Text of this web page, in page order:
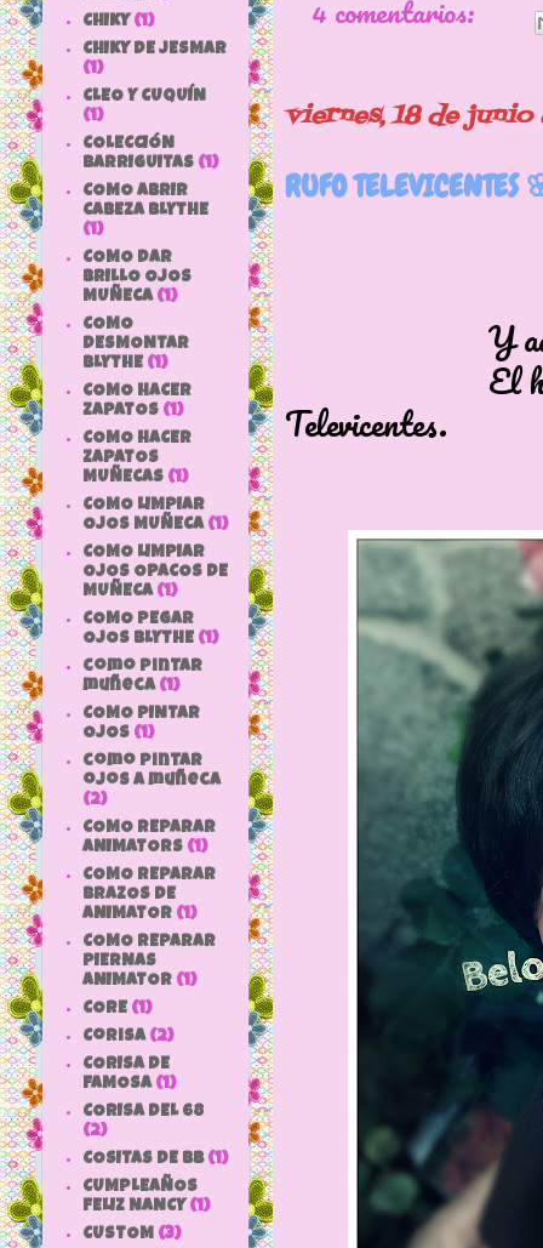
4 comentarios:
viernes, 18 de junio
RUFO TELEVICENTES
Y aquí
El hermano
Televicentes.
CHIKY (1)
CHIKY DE JESMAR
(1)
CLEO Y CUQUÍN
(1)
COLECCIÓN
BARRIGUITAS (1)
COMO ABRIR
CABEZA BLYTHE
(1)
COMO DAR
BRILLO OJOS
MUÑECA (1)
COMO
DESMONTAR
BLYTHE (1)
COMO HACER
ZAPATOS (1)
COMO HACER
ZAPATOS
MUÑECAS (1)
COMO LIMPIAR
OJOS MUÑECA (1)
COMO LIMPIAR
OJOS OPACOS DE
MUÑECA (1)
COMO PEGAR
OJOS BLYTHE (1)
como pintar
muñeca (1)
COMO PINTAR
OJOS (1)
como pintar
ojos a muñeca
(2)
COMO REPARAR
ANIMATORS (1)
COMO REPARAR
BRAZOS DE
ANIMATOR (1)
COMO REPARAR
PIERNAS
ANIMATOR (1)
CORE (1)
Corisa (2)
CORISA DE
FAMOSA (1)
CORISA DEL 68
(2)
COSITAS DE bb (1)
CUMPLEAÑOS
FELIZ NANCY (1)
CUSTOM (3)